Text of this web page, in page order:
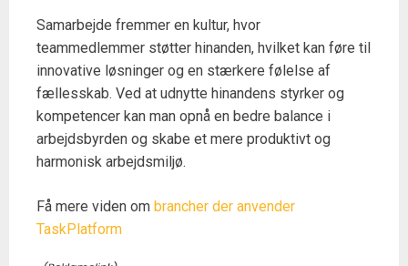
Samarbejde fremmer en kultur, hvor
teammedlemmer støtter hinanden, hvilket kan føre til
innovative løsninger og en stærkere følelse af
fællesskab. Ved at udnytte hinandens styrker og
kompetencer kan man opnå en bedre balance i
arbejdsbyrden og skabe et mere produktivt og
harmonisk arbejdsmiljø.
Få mere viden om brancher der anvender
TaskPlatform